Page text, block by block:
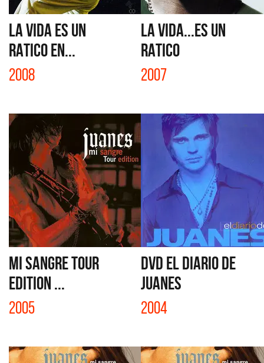
LA VIDA ES UN
RATICO EN...
2008
LA VIDA...ES UN
RATICO
2007
MI SANGRE TOUR
EDITION ...
2005
DVD EL DIARIO DE
JUANES
2004